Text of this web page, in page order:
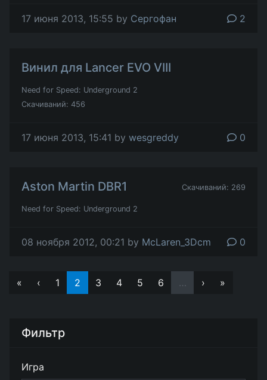
17 июня 2013, 15:55 by Сергофан 2
Винил для Lancer EVO VIII
Need for Speed: Underground 2
Скачиваний: 456
17 июня 2013, 15:41 by wesgreddy 0
Aston Martin DBR1
Need for Speed: Underground 2
Скачиваний: 269
08 ноября 2012, 00:21 by McLaren_3Dcm 0
« ‹ 1 2 3 4 5 6 … › »
Фильтр
Игра